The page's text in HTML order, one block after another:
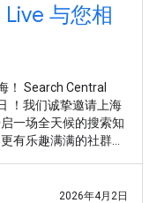
与您相
！ Search Central
！我们诚挚邀请上海
一场全天候的搜索知
有乐趣满满的社群互
2026年4月2日